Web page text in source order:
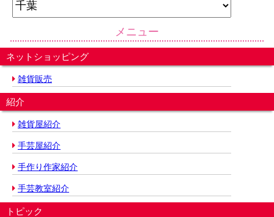
メニュー
ネットショッピング
雑貨販売
紹介
雑貨屋紹介
手芸屋紹介
手作り作家紹介
手芸教室紹介
トピック